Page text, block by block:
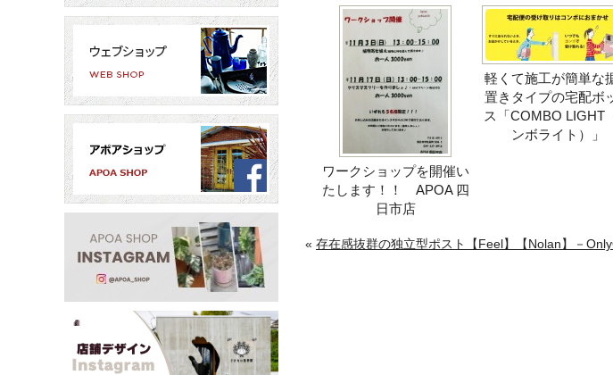
ワークショップを開催い
たします！！ APOA 四
日市店
軽くて施工が簡単な
置きタイプの宅配ボ
ス「COMBO LIGHT
ンボライト）」
« 存在感抜群の独立型ポスト【Feel】【Nolan】－